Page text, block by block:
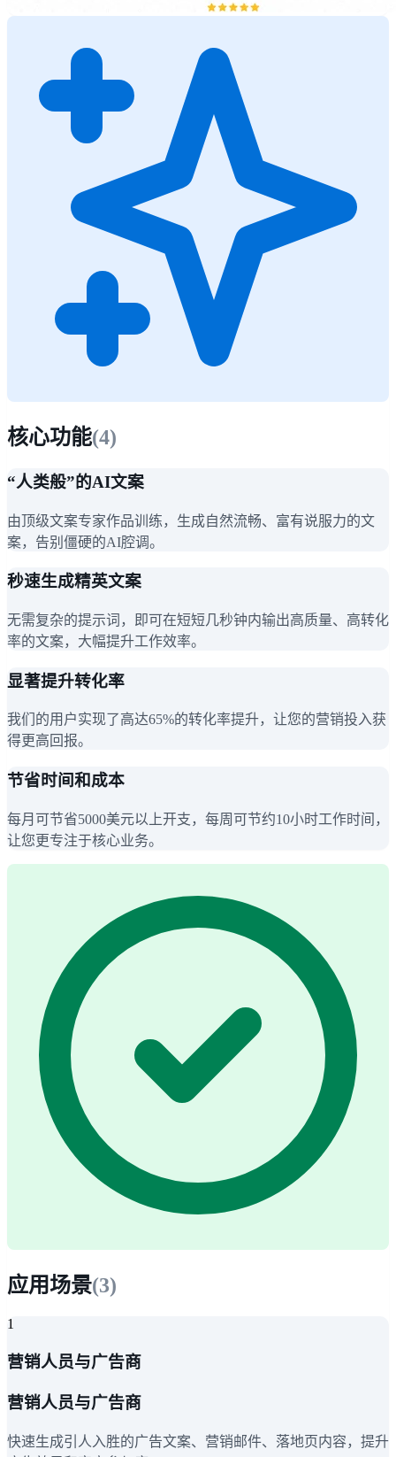
核心功能(4)
“人类般”的AI文案
由顶级文案专家作品训练，生成自然流畅、富有说服力的文
案，告别僵硬的AI腔调。
秒速生成精英文案
无需复杂的提示词，即可在短短几秒钟内输出高质量、高转化
率的文案，大幅提升工作效率。
显著提升转化率
我们的用户实现了高达65%的转化率提升，让您的营销投入获
得更高回报。
节省时间和成本
每月可节省5000美元以上开支，每周可节约10小时工作时间，
让您更专注于核心业务。
应用场景(3)
1
营销人员与广告商
营销人员与广告商
快速生成引人入胜的广告文案、营销邮件、落地页内容，提升